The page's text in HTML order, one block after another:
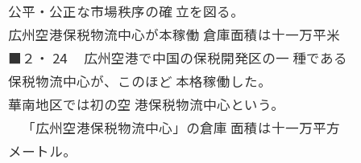
公平・公正な市場秩序の確 立を図る。
広州空港保税物流中心が本稼働 倉庫面積は十一万平米
■２・ 24 広州空港で中国の保税開発区の一 種である
保税物流中心が、このほど 本格稼働した。
華南地区では初の空 港保税物流中心という。
「広州空港保税物流中心」の倉庫 面積は十一万平方
メートル。